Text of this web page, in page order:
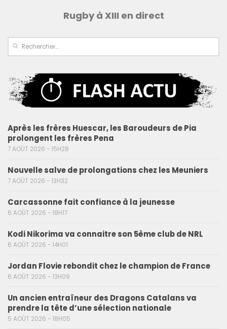
Rugby à XIII en direct
Après les frères Huescar, les Baroudeurs de Pia
prolongent les frères Pena
7 AOÛT 2026 - 15H28
Nouvelle salve de prolongations chez les Meuniers
7 AOÛT 2026 - 13H32
Carcassonne fait confiance à la jeunesse
6 AOÛT 2026 - 18H17
Kodi Nikorima va connaitre son 5ème club de NRL
6 AOÛT 2026 - 14H01
Jordan Flovie rebondit chez le champion de France
6 AOÛT 2026 - 13H09
Un ancien entraîneur des Dragons Catalans va
prendre la tête d’une sélection nationale
5 AOÛT 2026 - 18H05